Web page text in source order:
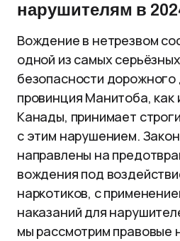
нарушителям в
Вождение в нетрезвом
одной из самых
безопасности дорожного
провинция Манитоба, как
Канады, принимает
с этим нарушением.
направлены на
вождения под
наркотиков, с
наказаний для
мы рассмотрим правовые